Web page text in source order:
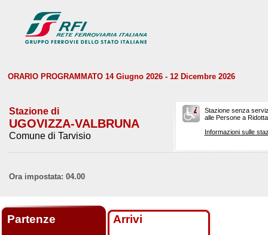
ORARIO PROGRAMMATO 14 Giugno 2026 - 12 Dicembre 2026
Stazione di
UGOVIZZA-VALBRUNA
Comune di Tarvisio
Stazione senza
alle Persone a
Informazioni sulle
Ora impostata: 04.00
Partenze Arrivi